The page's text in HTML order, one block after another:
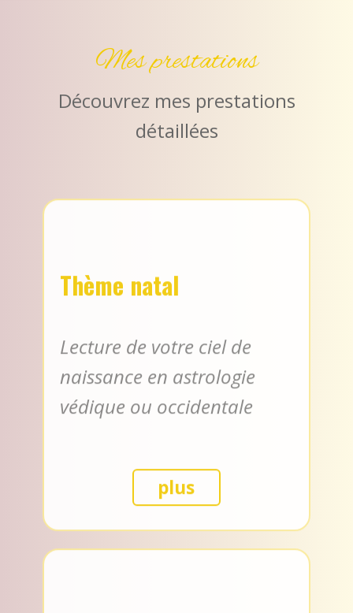
Mes prestations
Découvrez mes prestations
détaillées
naissance en astrologie
védique ou occidentale
plus